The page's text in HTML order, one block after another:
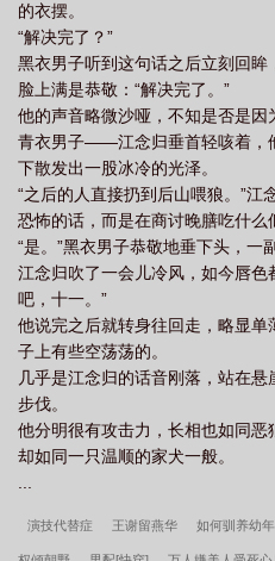
的衣摆。
“解决完了？”
黑衣男子听到这句话之后立刻回
脸上满是恭敬：“解决完了。”
他的声音略微沙哑，不知是否是因
青衣男子——江念归垂首轻咳着，
下散发出一股冰冷的光泽。
“之后的人直接扔到后山喂狼。”江
恐怖的话，而是在商讨晚膳吃什么
“是。”黑衣男子恭敬地垂下头，一
江念归吹了一会儿冷风，如今唇色
吧，十一。”
他说完之后就转身往回走，略显
子上有些空荡荡的。
几乎是江念归的话音刚落，站在
步伐。
他分明很有攻击力，长相也如同
却如同一只温顺的家犬一般。
演技代替症 王谢留燕华 如何驯养幼